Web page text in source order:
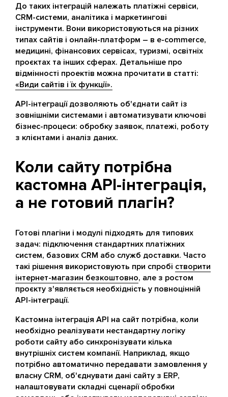
До таких інтеграцій належать платіжні сервіси,
CRM-системи, аналітика і маркетингові
інструменти. Вони використовуються на різних
типах сайтів і онлайн-платформ – в e-commerce,
медицині, фінансових сервісах, туризмі, освітніх
проєктах та інших сферах. Детальніше про
відмінності проектів можна прочитати в статті:
«Види сайтів і їх функції».
API-інтеграції дозволяють об'єднати сайт із
зовнішніми системами і автоматизувати ключові
бізнес-процеси: обробку заявок, платежі, роботу
з клієнтами і аналіз даних.
Коли сайту потрібна
кастомна API-інтеграція,
а не готовий плагін?
Готові плагіни і модулі підходять для типових
задач: підключення стандартних платіжних
систем, базових CRM або служб доставки. Часто
такі рішення використовують при спробі створити
інтернет-магазин безкоштовно, але з ростом
проєкту з'являється необхідність у повноцінній
API-інтеграції.
Кастомна інтеграція API на сайт потрібна, коли
необхідно реалізувати нестандартну логіку
роботи сайту або синхронізувати кілька
внутрішніх систем компанії. Наприклад, якщо
потрібно автоматично передавати замовлення у
власну CRM, об'єднувати дані сайту з ERP,
налаштовувати складні сценарії обробки